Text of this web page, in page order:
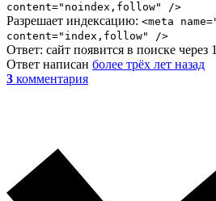
content="noindex,follow" />
Разрешает индексацию: <meta
content="index,follow" />
Ответ: сайт появится в поиске через
Ответ написан более трёх лет назад
3 комментария